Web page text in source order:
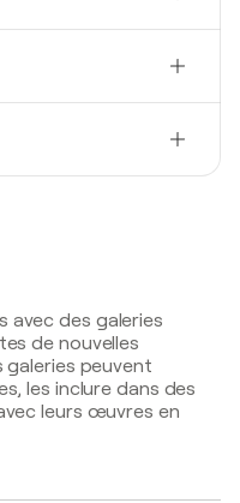
Argentina.-
en pintura- San
Provincia de
Borges -
- Buenos Aires,
avec des galeries
de nouvelles
galeries peuvent
les inclure dans des
leurs œuvres en